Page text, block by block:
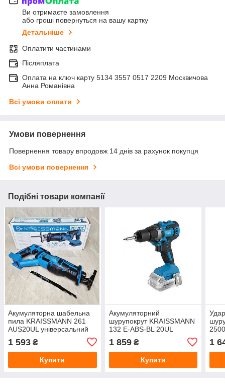
Ви отримаєте замовлення
або гроші повернуться на вашу картку
Детальніше
Оплатити частинами
Післяплата
Оплата на ключ карту 5134 3557 0517 2209 Москвичова
Анна Романівна
Всі умови оплати
Умови повернення
Повернення товару впродовж 14 днів за рахунок покупця
Всі умови повернення
Подібні товари компанії
Акумуляторна шабельна
пила KRAISSMANN 261
AUS20UL універсальний
акумулятора
1 593 ₴
Купити
Акумуляторний
шурупокрут KRAISSMANN
132 E-ABS-BL 20UL
1 859₴
Купити
1